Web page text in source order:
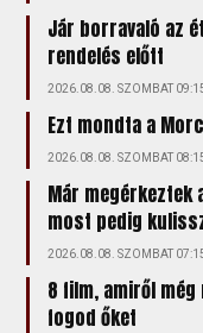
Jár borravaló az
rendelés előtt
2026.08.08. SZOMBAT
Ezt mondta a
2026.08.08. SZOMBAT
Már megérkeztek
most pedig
2026.08.08. SZOMBAT
8 film, amiről
fogod őket